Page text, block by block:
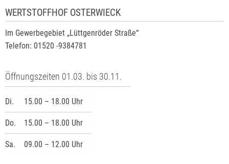
WERTSTOFFHOF OSTERWIECK
Im Gewerbegebiet „Lüttgenröder Straße“
Telefon: 01520 -9384781
Öffnungszeiten 01.03. bis 30.11.
Di. 15.00 – 18.00 Uhr
Do. 15.00 – 18.00 Uhr
Sa. 09.00 – 12.00 Uhr